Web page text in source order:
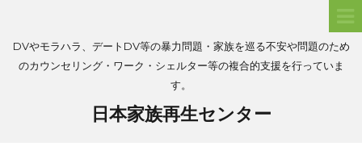
DVやモラハラ、デートDV等の暴力問題・家族を巡る不安や問題のため
のカウンセリング・ワーク・シェルター等の複合的支援を行っていま
す。
日本家族再生センター